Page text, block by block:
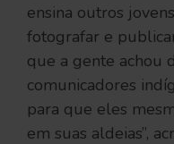
ensina outros
fotografar e
que a gente achou
comunicadores
para que eles
em suas aldeias”,